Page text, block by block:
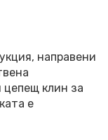
направени
цепещ клин за
е